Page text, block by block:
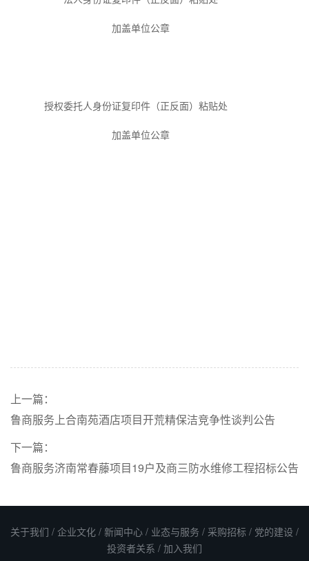
加盖单位公章
授权委托人身份证复印件（正反面） 粘贴处
加盖单位公章
上一篇：
鲁商服务上合南苑酒店项目开荒精保洁竞争性谈判公告
下一篇：
鲁商服务济南常春藤项目19户及商三防水维修工程招标公告
关于我们 / 企业文化 / 新闻中心 / 业态与服务 / 采购招标 / 党的建设 /
投资者关系 / 加入我们